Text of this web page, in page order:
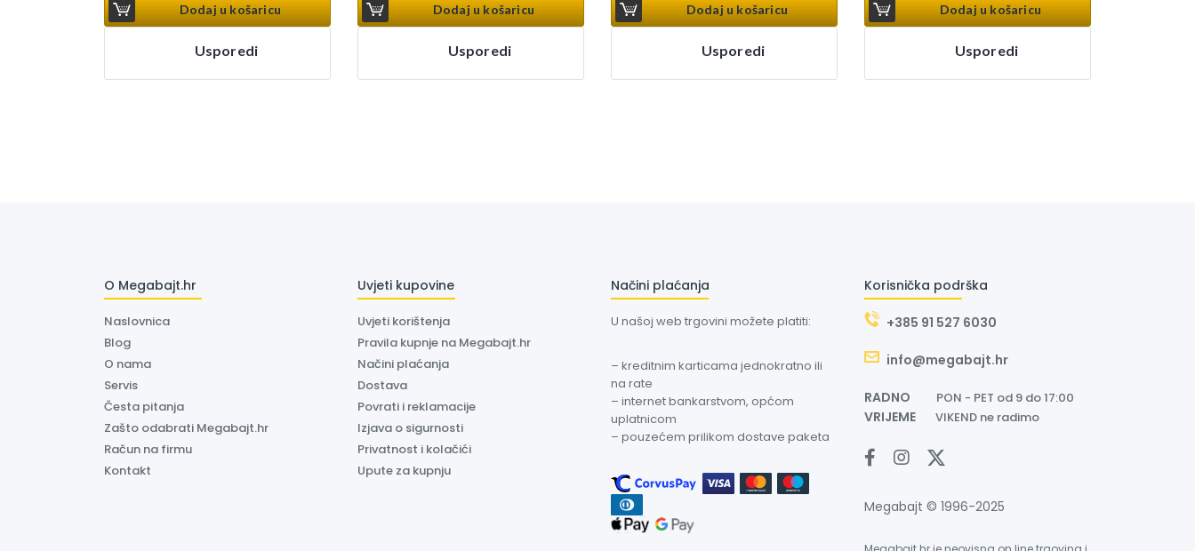
Dodaj u košaricu
Usporedi
Dodaj u košaricu
Usporedi
Dodaj u košaricu
Usporedi
Dodaj u košaricu
Usporedi
O Megabajt.hr
Naslovnica
Blog
O nama
Servis
Česta pitanja
Zašto odabrati Megabajt.hr
Račun na firmu
Kontakt
Uvjeti kupovine
Uvjeti korištenja
Pravila kupnje na Megabajt.hr
Načini plaćanja
Dostava
Povrati i reklamacije
Izjava o sigurnosti
Privatnost i kolačići
Upute za kupnju
Načini plaćanja
U našoj web trgovini možete platiti:
– kreditnim karticama jednokratno ili
na rate
– internet bankarstvom, općom
uplatnicom
– pouzećem prilikom dostave paketa
Korisnička podrška
+385 91 527 6030
info@megabajt.hr
RADNO PON - PET od 9 do 17:00
VRIJEME VIKEND ne radimo
Megabajt © 1996-2025